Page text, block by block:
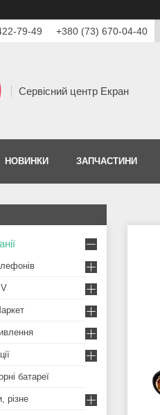
79-49 +380 (73) 670-04-40
Сервісний центр Екран
НОВИНКИ ЗАПЧАСТИНИ
батареї
різне